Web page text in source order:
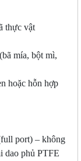
thực vật
mía, bột mì,
hoặc hỗn hợp
port) – không
dao phủ PTFE